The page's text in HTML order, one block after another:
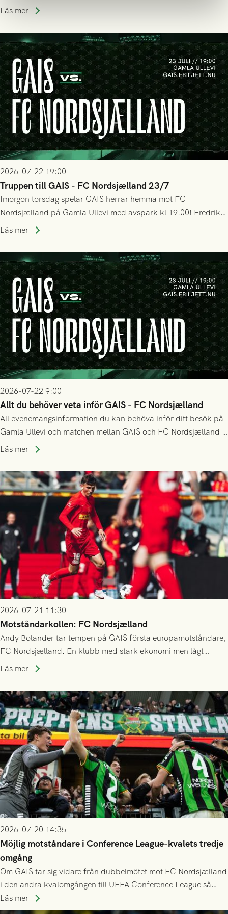
halvtidsvilan sjönk tempot när Nordsjälland tilläts ha mer av
seger! Matchfoto: Mikael Josefsson & Lasse Ekström
Läs mer
2026-07-22 19:00
Truppen till GAIS - FC Nordsjælland 23/7
Imorgon torsdag spelar GAIS herrar hemma mot FC
Nordsjælland på Gamla Ullevi med avspark kl 19.00! Fredrik
Holmberg och ledarstaben har tagit ut följande trupp till
Läs mer
2026-07-22 9:00
Allt du behöver veta inför GAIS - FC Nordsjælland
All evenemangsinformation du kan behöva inför ditt besök på
Gamla Ullevi och matchen mellan GAIS och FC Nordsjælland i
kvalet till Conference League! Avspark kl 19.00 på torsdag
Läs mer
2026-07-21 11:30
Motståndarkollen: FC Nordsjælland
Andy Bolander tar tempen på GAIS första europamotståndare,
FC Nordsjælland. En klubb med stark ekonomi men lågt
publiksnitt, ett lag med både kollektiv styrka och individuell
Läs mer
2026-07-20 14:35
Möjlig motståndare i Conference League-kvalets tredje
omgång
Om GAIS tar sig vidare från dubbelmötet mot FC Nordsjælland
i den andra kvalomgången till UEFA Conference League så
spelas den tredje kvalomgången kort därpå. Motståndare blir
då vinnaren i mötet mellan isländska Valur och HŠK Zrinjski
Läs mer